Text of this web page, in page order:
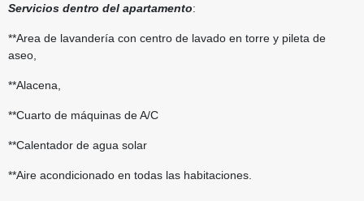
Servicios dentro del apartamento:
**Area de lavandería con centro de lavado en torre y pileta de
aseo,
**Alacena,
**Cuarto de máquinas de A/C
**Calentador de agua solar
**Aire acondicionado en todas las habitaciones.